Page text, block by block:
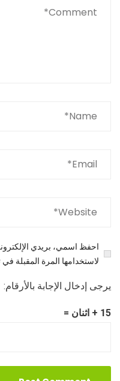
احفظ اسمي، بريدي
لاستخدامها المرة المقبلة في
يرجى إدخال الإجابة بالأرقام:
15 + اثنان =